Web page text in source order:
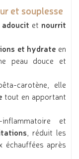
et souplesse
adoucit et nourrit
et hydrate en
peau douce et
carotène, elle
tout en apportant
et
, réduit les
échauffées après